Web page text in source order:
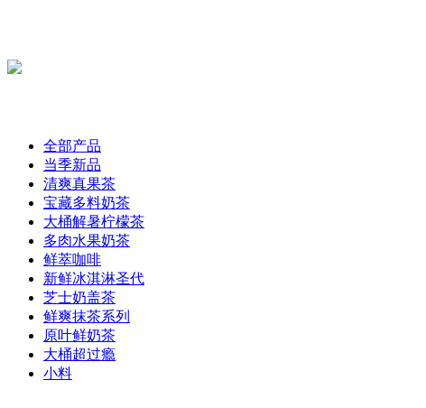
全部产品
当季新品
清爽真果茶
宝藏多料奶茶
大桶解暑柠檬茶
多肉水果奶茶
鲜萃咖啡
新鲜冰淇淋圣代
芝士奶盖茶
鲜爽抹茶系列
原叶鲜奶茶
大桶超过瘾
小料